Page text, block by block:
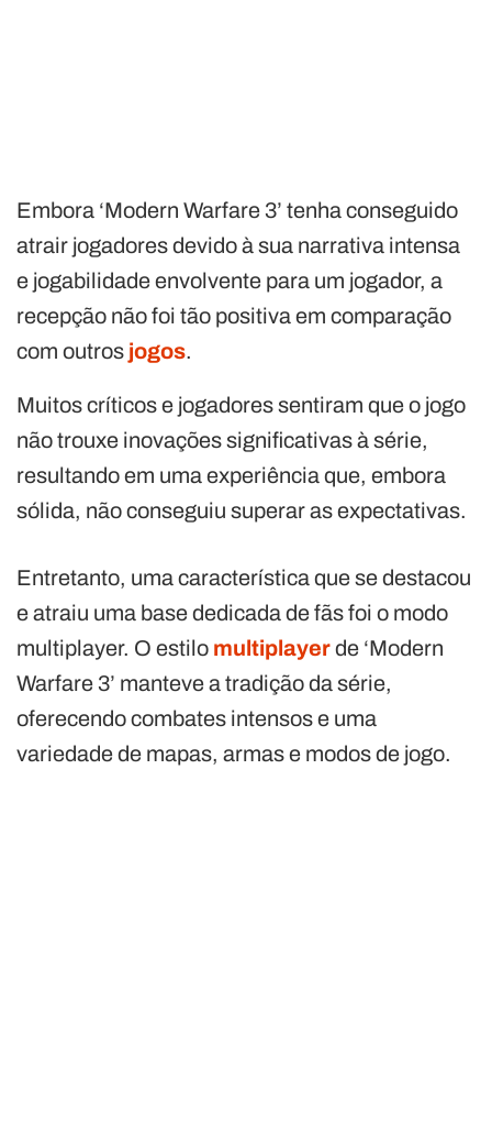
Embora ‘Modern Warfare 3’ tenha conseguido
atrair jogadores devido à sua narrativa intensa
e jogabilidade envolvente para um jogador, a
recepção não foi tão positiva em comparação
com outros jogos.
Muitos críticos e jogadores sentiram que o jogo
não trouxe inovações significativas à série,
resultando em uma experiência que, embora
sólida, não conseguiu superar as expectativas.
Entretanto, uma característica que se destacou
e atraiu uma base dedicada de fãs foi o modo
multiplayer. O estilo multiplayerde ‘Modern
Warfare 3’ manteve a tradição da série,
oferecendo combates intensos e uma
variedade de mapas, armas e modos de jogo.